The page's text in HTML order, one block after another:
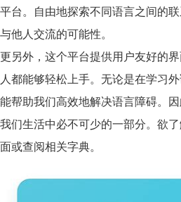
平台。自由地探索不同语言之间的
与他人交流的可能性。
更另外，这个平台提供用户友好的
人都能够轻松上手。无论是在学习
能帮助我们高效地解决语言障碍。
我们生活中必不可少的一部分。欲
面或查阅相关字典。